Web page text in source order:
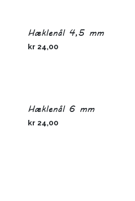
Hæklenål 4,5 mm
kr 24,00
Hæklenål 6 mm
kr 24,00